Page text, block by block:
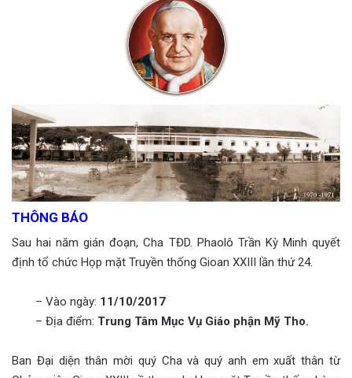
THÔNG BÁO
Sau hai năm gián đoạn, Cha TĐD. Phaolô Trần Kỳ Minh quyết
định tổ chức Họp mặt Truyền thống Gioan XXIII lần thứ 24.
– Vào ngày: 11/10/2017
– Địa điểm: Trung Tâm Mục Vụ Giáo phận Mỹ Tho.
Ban Đại diện thân mời quý Cha và quý anh em xuất thân từ